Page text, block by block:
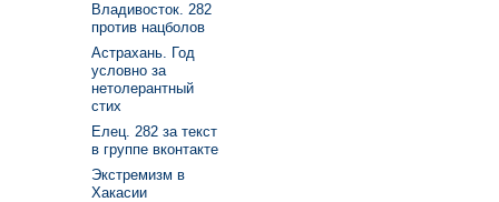
Владивосток. 282
против нацболов
Астрахань. Год
условно за
нетолерантный
стих
Елец. 282 за текст
в группе вконтакте
Экстремизм в
Хакасии